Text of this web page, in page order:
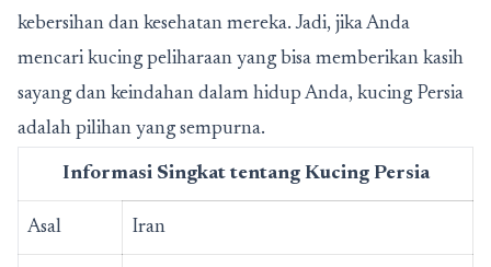
kebersihan dan kesehatan mereka. Jadi, jika Anda
mencari kucing peliharaan yang bisa memberikan kasih
sayang dan keindahan dalam hidup Anda, kucing Persia
adalah pilihan yang sempurna.
Informasi Singkat tentang Kucing Persia
Asal Iran